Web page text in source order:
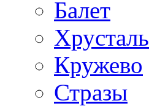
Балет
Хрусталь
Кружево
Стразы